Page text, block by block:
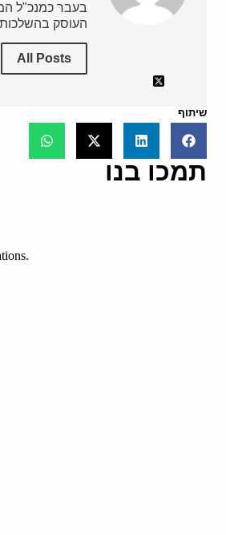
בעבר כמנכ"ל
העוסק
All Posts
שיתוף
תמכו בנו